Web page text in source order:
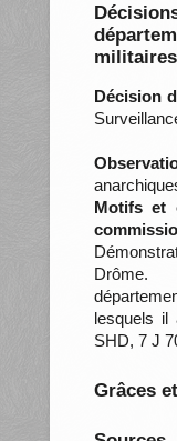
Décision
Motifs et
Drôme.
lesquels il
SHD, 7 J
Grâces